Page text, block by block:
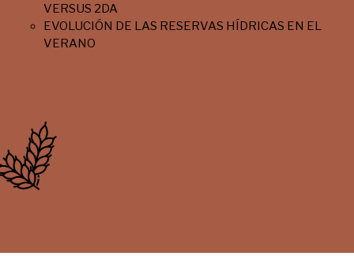
VERSUS 2DA
EVOLUCIÓN DE LAS RESERVAS HÍDRICAS EN EL
VERANO